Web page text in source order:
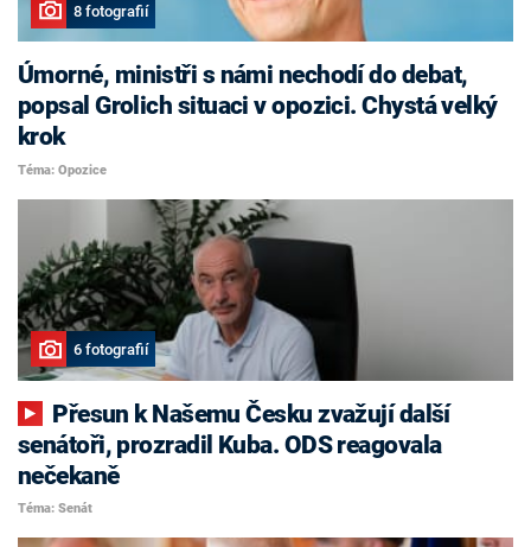
8 fotografií
Úmorné, ministři s námi nechodí do debat,
popsal Grolich situaci v opozici. Chystá velký
krok
Téma: Opozice
6 fotografií
senátoři, prozradil Kuba. ODS reagovala
nečekaně
Téma: Senát